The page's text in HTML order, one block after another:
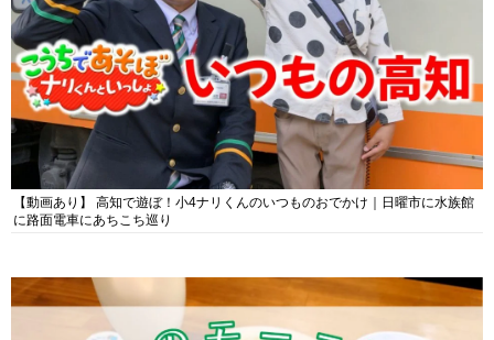
【動画あり】 高知で遊ぼ！小4ナリくんのいつものおでかけ｜日曜市に水族館
に路面電車にあちこち巡り